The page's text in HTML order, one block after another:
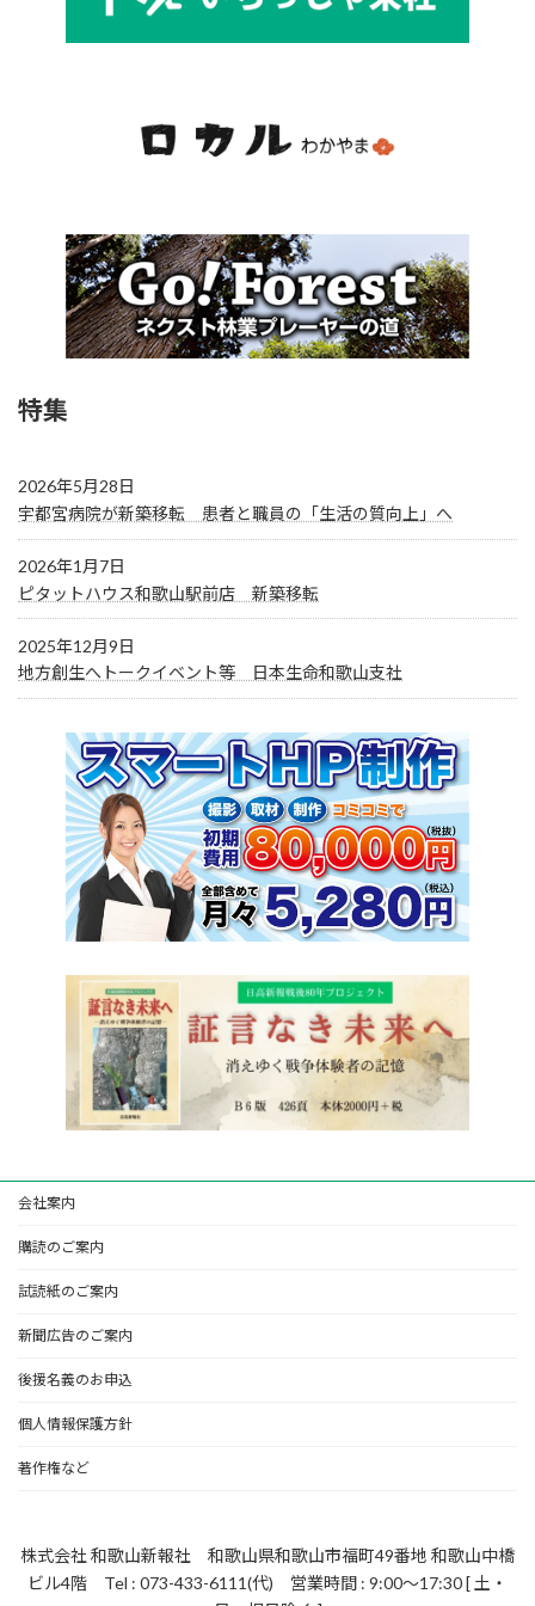
特集
2026年5月28日
宇都宮病院が新築移転 患者と職員の「生活の質向上」へ
2026年1月7日
ピタットハウス和歌山駅前店 新築移転
2025年12月9日
地方創生へトークイベント等 日本生命和歌山支社
会社案内
購読のご案内
試読紙のご案内
新聞広告のご案内
後援名義のお申込
個人情報保護方針
著作権など
株式会社 和歌山新報社 和歌山県和歌山市福町49番地 和歌山中橋
ビル4階 Tel : 073-433-6111(代) 営業時間 : 9:00～17:30 [ 土・